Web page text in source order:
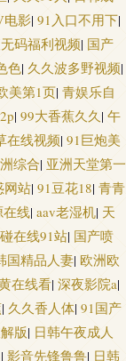
电影| 91入口不用下|
码福利视频| 国产
色| 久久波多野视频|
美第1页| 青娱乐自
| 99大香蕉久久| 午
在线视频| 91巨炮美
综合| 亚洲天堂第一
网站| 91豆花18| 青青
在线| aav老湿机| 天
在线91站| 国产喷
国精品人妻| 欧洲欧
在线看| 深夜影院a|
| 久久香人体| 91国产
版| 日韩午夜成人
| 影音先锋鲁鲁| 日韩